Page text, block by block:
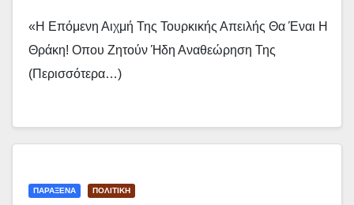
«Η Επόμενη Αιχμή Της Τουρκικής Απειλής Θα Έναι Η
Θράκη! Οπου Ζητούν Ήδη Αναθεώρηση Της
(περισσότερα…)
ΠΑΡΑΞΕΝΑ ΠΟΛΙΤΙΚΗ